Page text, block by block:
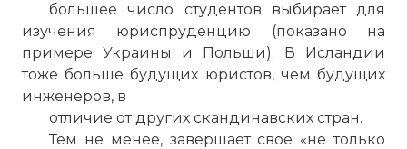
большее число студентов выбирает для
изучения юриспруденцию (показано на
примере Украины и Польши). В Исландии
тоже больше будущих юристов, чем будущих
инженеров, в
отличие от других скандинавских стран.
Тем не менее, завершает свое «не только